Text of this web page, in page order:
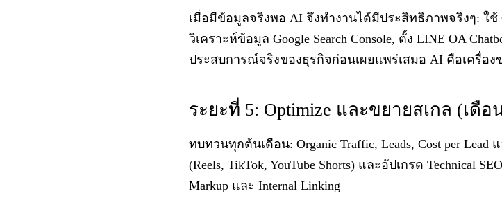
เมื่อมีข้อมูลจริงพอ AI จึงทำงานได้มีประสิทธิภาพจริงๆ: ใช้
วิเคราะห์ข้อมูล Google Search Console, ตั้ง LINE OA
ประสบการณ์จริงของธุรกิจก่อนเผยแพร่เสมอ AI คือเครื่อง
ระยะที่ 5: Optimize และขยายสเกล (เดือ
ทบทวนทุกต้นเดือน: Organic Traffic, Leads, Cost per Lead
(Reels, TikTok, YouTube Shorts) และอัปเกรด Technical
Markup และ Internal Linking